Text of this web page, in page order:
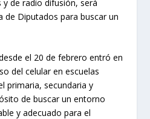
de radio difusión, será
de Diputados para buscar un
el 20 de febrero entró en
del celular en escuelas
primaria, secundaria y
de buscar un entorno
y adecuado para el